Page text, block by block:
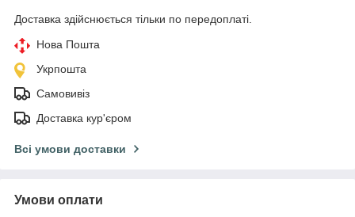
Доставка здійснюється тільки по передоплаті.
Нова Пошта
Укрпошта
Самовивіз
Доставка кур'єром
Всі умови доставки
Умови оплати